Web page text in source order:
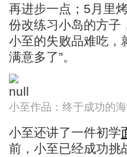
再进步一点；5月里
份改练习小岛的方子
小至的失败品难吃，
满意多了”。
小至作品：终于成功的
小至还讲了一件初学
前，小至已经成功挑